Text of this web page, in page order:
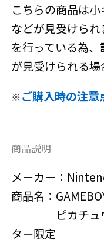
こちらの商品は
などが見受けら
を行っている為
が見受けられる場
※ご購入時の注意
商品説明
メーカー：
商品名：
ピカチュウエ
ター限定